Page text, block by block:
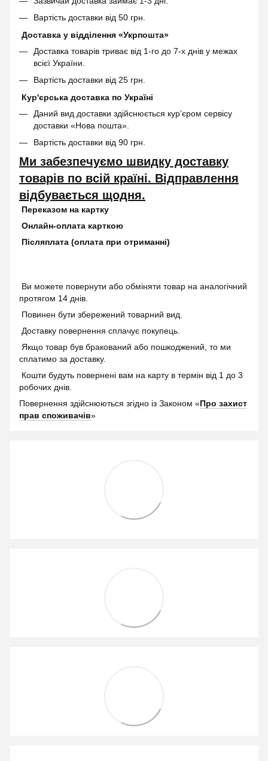
Вартість доставки від 50 грн.
Доставка у відділення «Укрпошта»
Доставка товарів триває від 1-го до 7-х днів у межах
всієї України.
Вартість доставки від 25 грн.
Кур'єрська доставка по Україні
Даний вид доставки здійснюється кур’єром сервісу
доставки «Нова пошта».
Вартість доставки від 90 грн.
Ми забезпечуємо швидку доставку
товарів по всій країні. Відправлення
відбувається щодня.
Переказом на картку
Онлайн-оплата карткою
Післяплата (оплата при отриманні)
Ви можете повернути або обміняти товар на аналогічний
протягом 14 днів.
Повинен бути збережений товарний вид.
Доставку повернення сплачує покупець.
Якщо товар був бракований або пошкоджений, то ми
сплатимо за доставку.
Кошти будуть повернені вам на карту в термін від 1 до 3
робочих днів.
Повернення здійснюються згідно із Законом «Про захист
прав споживачів»